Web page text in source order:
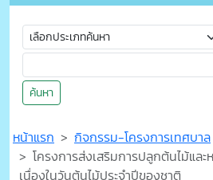
ค้นหา
หน้าแรก
กิจกรรม-โครงการเทศบาล
โครงการส่งเสริมการปลูกต้นไม้แล
เนื่องในวันต้นไม้ประจำปีของชาติ